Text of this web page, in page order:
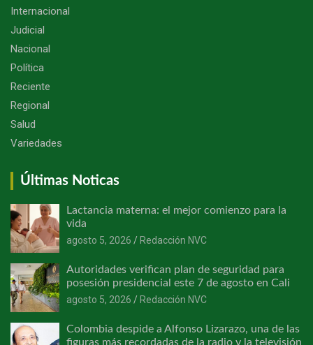
Internacional
Judicial
Nacional
Política
Reciente
Regional
Salud
Variedades
Últimas Noticas
Lactancia materna: el mejor comienzo para la
vida
agosto 5, 2026
Redacción NVC
Autoridades verifican plan de seguridad para
posesión presidencial este 7 de agosto en Cali
agosto 5, 2026
Redacción NVC
Colombia despide a Alfonso Lizarazo, una de las
figuras más recordadas de la radio y la televisión